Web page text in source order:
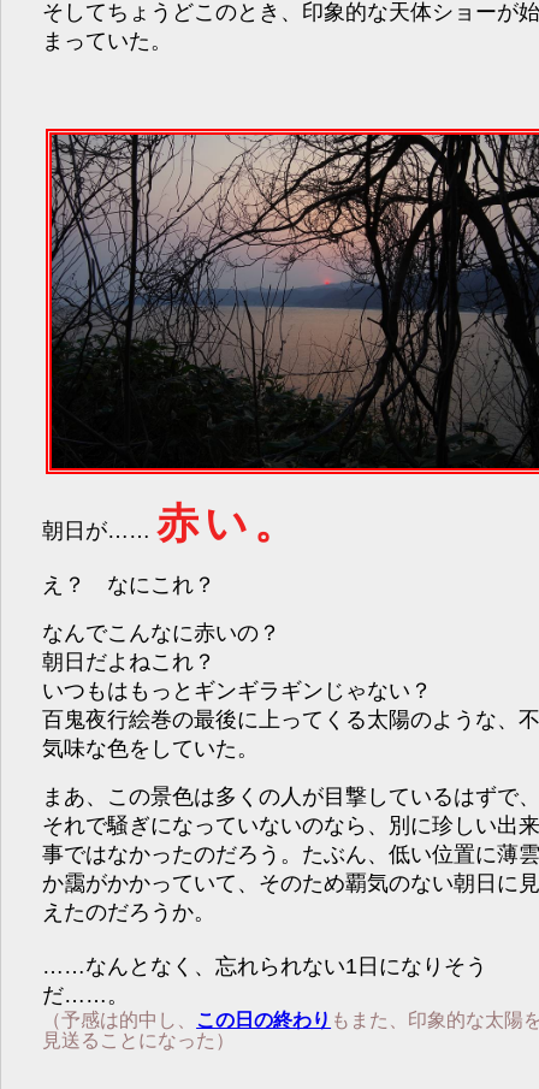
そしてちょうどこのとき、印象的な天体ショーが
まっていた。
朝日が……赤い。
え？ なにこれ？
なんでこんなに赤いの？
朝日だよねこれ？
いつもはもっとギンギラギンじゃない？
百鬼夜行絵巻の最後に上ってくる太陽のような、
気味な色をしていた。
まあ、この景色は多くの人が目撃しているはずで
それで騒ぎになっていないのなら、別に珍しい出
事ではなかったのだろう。たぶん、低い位置に薄
か靄がかかっていて、そのため覇気のない朝日に
えたのだろうか。
……なんとなく、忘れられない1日になりそう
だ……。
（予感は的中し、 この日の終わり もまた、印象的な太陽
見送ることになった）